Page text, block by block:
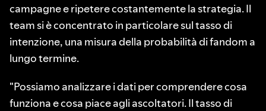
campagne e ripetere costantemente la strategia. Il
team si è concentrato in particolare sul tasso di
intenzione, una misura della probabilità di fandom a
lungo termine.
"Possiamo analizzare i dati per comprendere cosa
funziona e cosa piace agli ascoltatori. Il tasso di